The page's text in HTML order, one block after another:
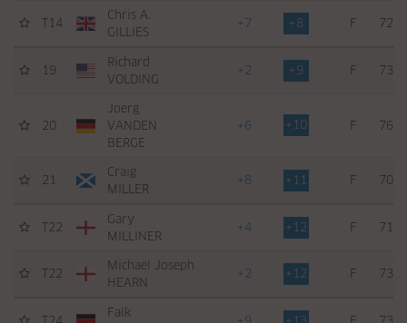
T14
Chris A.
GILLIES
+7 +8 F 72
19
Richard
VOLDING
+2 +9 F 73
20
Joerg
VANDEN
BERGE
+6 +10 F 76
21
Craig
MILLER
+8 +11 F 70
T22
Gary
MILLINER
+4 +12 F 71
T22
Michael Joseph
HEARN
+2 +12 F 73
Falk